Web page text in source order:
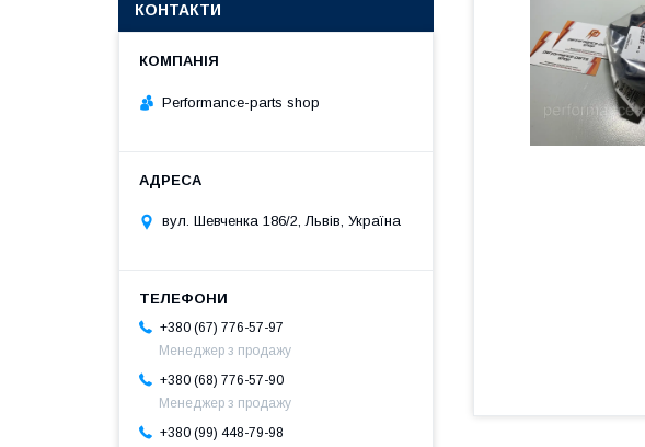
КОНТАКТИ
Performance-parts shop
вул. Шевченка 186/2, Львів, Україна
+380 (67) 776-57-97
Менеджер з продажу
+380 (68) 776-57-90
Менеджер з продажу
+380 (99) 448-79-98